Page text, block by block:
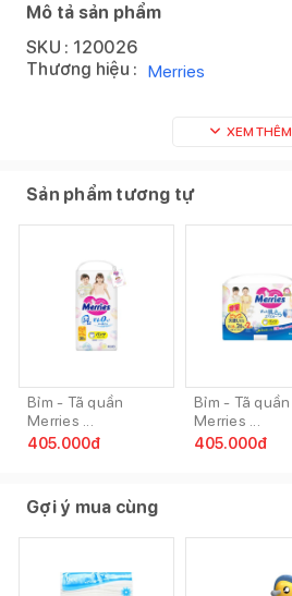
Mô tả sản phẩm
SKU : 120026
Thương hiệu : Merries
XEM THÊM
Sản phẩm tương tự
Bỉm - Tã quần
Merries ...
405.000đ
Bỉm - Tã quần
Merries ...
405.000đ
Gợi ý mua cùng